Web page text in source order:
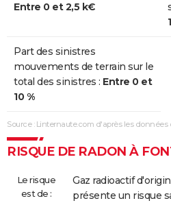
Entre 0 et 2,5 k€
Part des sinistres
mouvements de terrain sur le
total des sinistres : Entre 0 et
10 %
Source : Linternaute.com d'après les données
RISQUE DE RADON À
Le risque
est de :
Gaz radioactif
présente un risque